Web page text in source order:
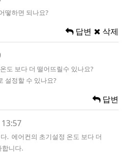
떻하면 되나요?
답변 삭제
도 보다 더 떨어뜨릴수 있나요?
설정할 수 있나요?
답변
. 에어컨의 초기설정 온도 보다 더
합니다.